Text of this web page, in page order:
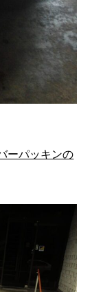
ーパッキンの